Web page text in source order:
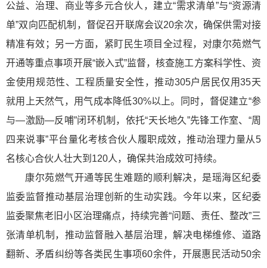
公益、治理、商业等多元合伙人，建立“需求清单”与“资源清
单”双向匹配机制，督促召开联席会议20余次，确保供需对接
精准有效；另一方面，紧盯民生项目全过程，对康尔苑燃气
开通等重点事项开展“嵌入式”监督，核查施工方案科学性、资
金使用规范性、工程质量安全性，推动305户居民仅用35天
就用上天然气，用气成本降低30%以上。同时，督促建立“参
与—激励—反哺”闭环机制，依托“天长地久”先锋工作室、“周
四来说事”平台量化考核合伙人履职成效，推动治理力量从5
名核心合伙人壮大到120人，确保共治成效可持续。
康尔苑燃气开通等民生难题的顺利解决，是瑶海区纪委
监委监督推动基层治理创新的生动实践。今年以来，区纪委
监委聚焦老旧小区治理痛点，持续完善“问题、责任、整改”三
张清单机制，推动监督融入基层治理，解决电梯维修、道路
翻新、矛盾纠纷等各类民生事项60余件，开展惠民活动50余